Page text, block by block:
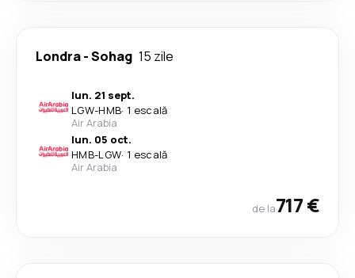
Londra-Sohag 15 zile
lun. 21 sept.
LGW-HMB· 1 escală
Air Arabia
lun. 05 oct.
HMB-LGW· 1 escală
Air Arabia
de la717 €